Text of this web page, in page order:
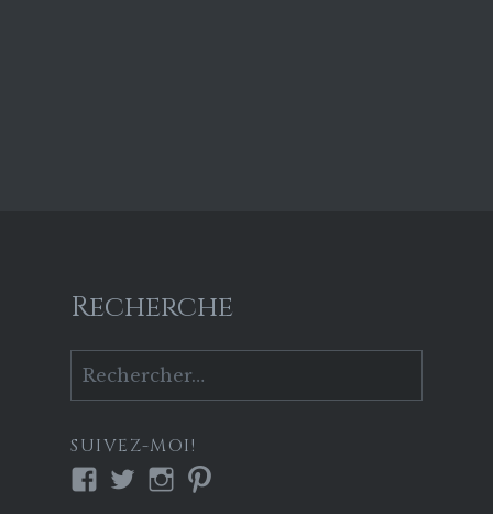
Recherche
SUIVEZ-MOI!
Voir Voir Voir